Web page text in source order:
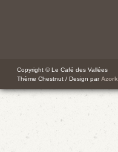
Copyright © Le Café des Vallées
Thème Chestnut / Design par Azork